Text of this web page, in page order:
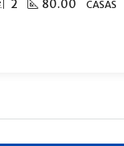
2 80.00 CASAS